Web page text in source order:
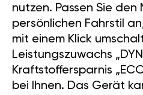
nutzen. Passen Sie den
persönlichen Fahrstil
mit einem Klick
Leistungszuwachs
Kraftstoffersparnis
bei Ihnen. Das Gerät